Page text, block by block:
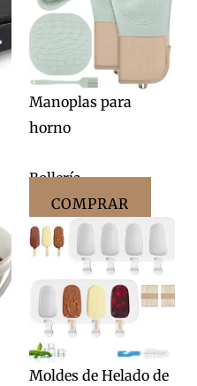
Manoplas para
horno
Bollería
COMPRAR
Moldes de Helado de